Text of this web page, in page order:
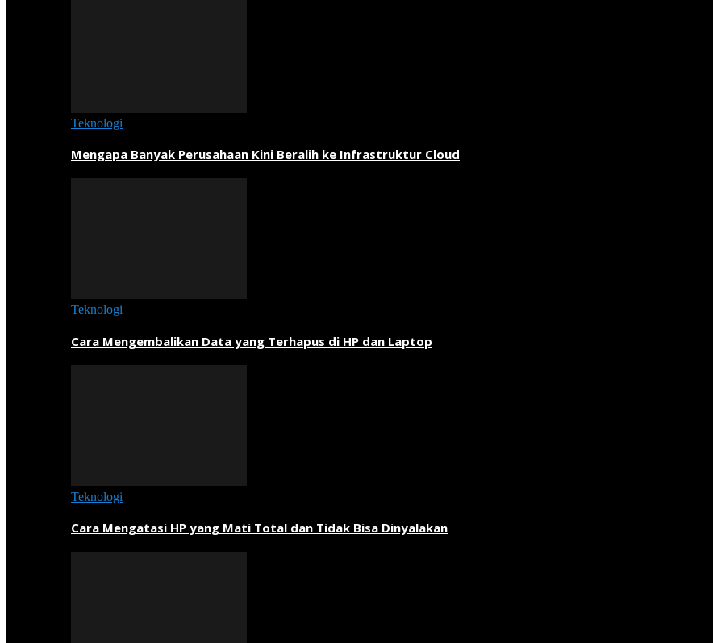
Teknologi
Mengapa Banyak Perusahaan Kini Beralih ke Infrastruktur Cloud
Teknologi
Cara Mengembalikan Data yang Terhapus di HP dan Laptop
Teknologi
Cara Mengatasi HP yang Mati Total dan Tidak Bisa Dinyalakan